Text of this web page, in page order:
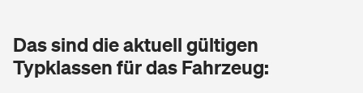
Tools
Glasversicherung
Kinderunfall­ver­si­che­rung
Dread-Disease-Versicherung
Das sind die aktuell gültigen
Typklassen für das Fahrzeug: